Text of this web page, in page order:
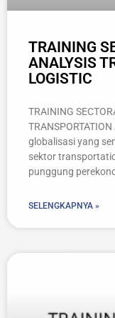
TRAINING
ANALYSIS
LOGISTIC
TRAINING
globalisasi yang
sektor
punggung
SELENGKAPNYA »